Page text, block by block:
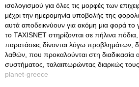
ισολογισμού για όλες τις μορφές των
μέχρι την ημερομηνία υποβολής της
αυτά αποδεικνύουν για ακόμη μια φορά το
το TAXISNET στηρίζονται σε πήλινα πόδια,
παρατάσεις δίνονται λόγω προβλημάτων,
λαθών, που προκαλούνται στη διαδικασία
συστήματος, ταλαιπωρώντας διαρκώς
planet-greece